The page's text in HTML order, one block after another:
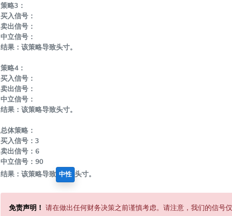
策略3：
买入信号：
卖出信号：
中立信号：
结果：该策略导致头寸。
策略4：
买入信号：
卖出信号：
中立信号：
结果：该策略导致头寸。
总体策略：
买入信号：3
卖出信号：6
中立信号：90
结果：该策略导致 中性 头寸。
免责声明！ 请在做出任何财务决策之前谨慎考虑。请注意，我们的信号